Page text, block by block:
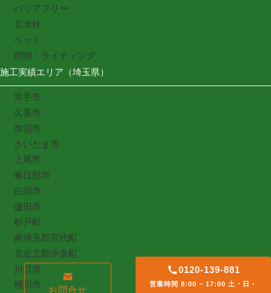
バリアフリー
立水栓
ペット
照明・ライティング
施工実績エリア（埼玉県）
幸手市
久喜市
加須市
さいたま市
上尾市
春日部市
白岡市
蓮田市
杉戸町
南埼玉郡宮代町
北足立郡伊奈町
川口市
桶川市
お問合せ
0120-139-881
営業時間 8:00 ~ 17:00 土・日・